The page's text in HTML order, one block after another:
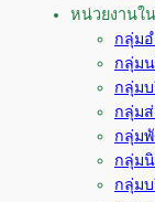
หน่วยงานใ
กลุ่ม
กลุ่ม
กลุ่ม
กลุ่ม
กลุ่ม
กลุ่ม
กลุ่ม